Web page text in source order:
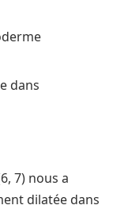
dans
7) nous a
dilatée dans